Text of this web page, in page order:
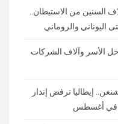
السنين من الاستيطان..
اليوناني والروماني
الأسر وآلاف الشركات
إيطاليا ترفض إنذار
في أغسطس